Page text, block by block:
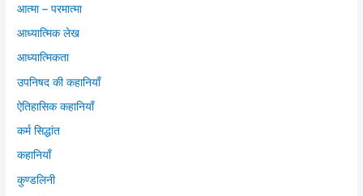
आत्मा – परमात्मा
आध्यात्मिक लेख
आध्यात्मिकता
उपनिषद की कहानियाँ
ऐतिहासिक कहानियाँ
कर्म सिद्धांत
कहानियाँ
कुण्डलिनी